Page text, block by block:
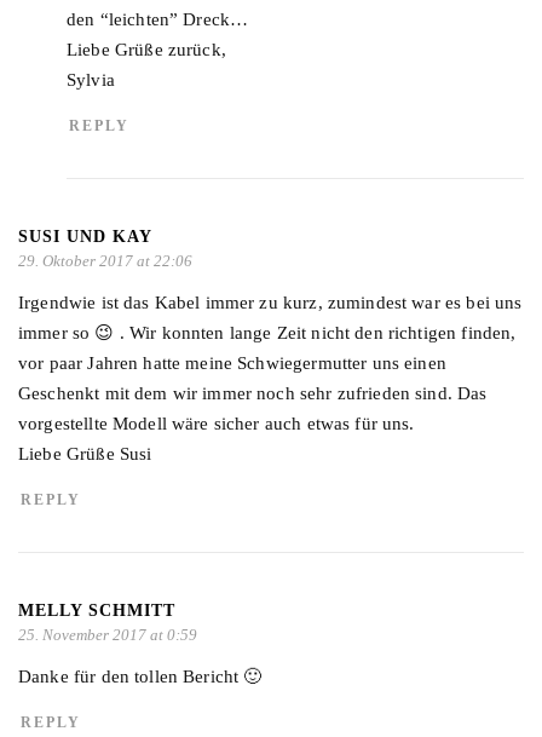
den “leichten” Dreck…
Liebe Grüße zurück,
Sylvia
REPLY
SUSI UND KAY
29. Oktober 2017 at 22:06
Irgendwie ist das Kabel immer zu kurz, zumindest war es bei uns
immer so 😉 . Wir konnten lange Zeit nicht den richtigen finden,
vor paar Jahren hatte meine Schwiegermutter uns einen
Geschenkt mit dem wir immer noch sehr zufrieden sind. Das
vorgestellte Modell wäre sicher auch etwas für uns.
Liebe Grüße Susi
REPLY
MELLY SCHMITT
25. November 2017 at 0:59
Danke für den tollen Bericht 🙂
REPLY